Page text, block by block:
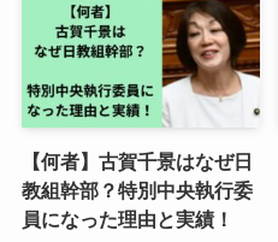
【何者】古賀千景はなぜ日
教組幹部？特別中央執行委
員になった理由と実績！